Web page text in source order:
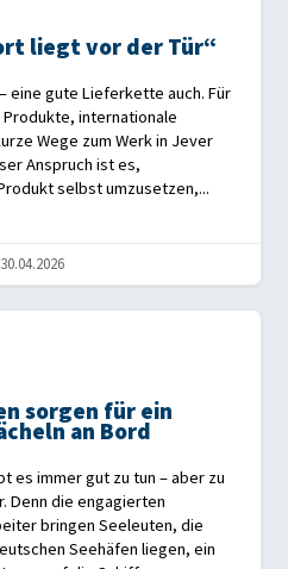
liegt vor der Tür“
eine gute Lieferkette auch. Für
internationale
Wege zum Werk in Jever
Anspruch ist es,
selbst umzusetzen,...
30.04.2026
sorgen für ein
an Bord
es immer gut zu tun – aber zu
Denn die engagierten
bringen Seeleuten, die
Seehäfen liegen, ein